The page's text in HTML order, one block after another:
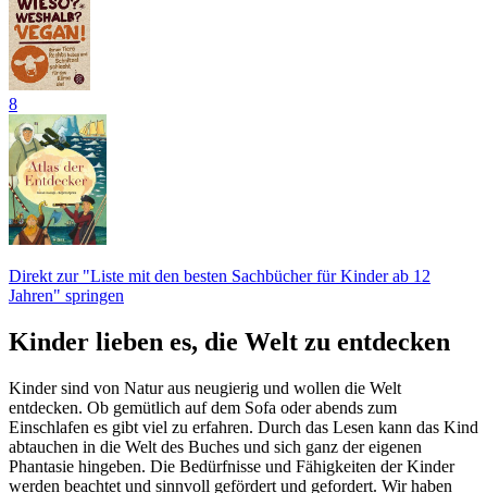
8
Direkt zur "Liste mit den besten Sachbücher für Kinder ab 12
Jahren" springen
Kinder lieben es, die Welt zu entdecken
Kinder sind von Natur aus neugierig und wollen die Welt
entdecken. Ob gemütlich auf dem Sofa oder abends zum
Einschlafen es gibt viel zu erfahren. Durch das Lesen kann das Kind
abtauchen in die Welt des Buches und sich ganz der eigenen
Phantasie hingeben. Die Bedürfnisse und Fähigkeiten der Kinder
werden beachtet und sinnvoll gefördert und gefordert. Wir haben